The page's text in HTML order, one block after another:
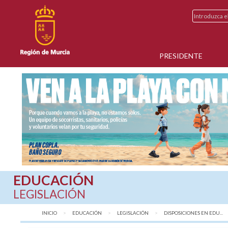
PRESIDENTE
EDUCACIÓN
LEGISLACIÓN
INICIO EDUCACIÓN LEGISLACIÓN DISPOSICIONES EN EDU...